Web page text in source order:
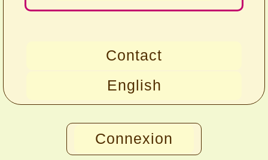
Contact
English
Connexion